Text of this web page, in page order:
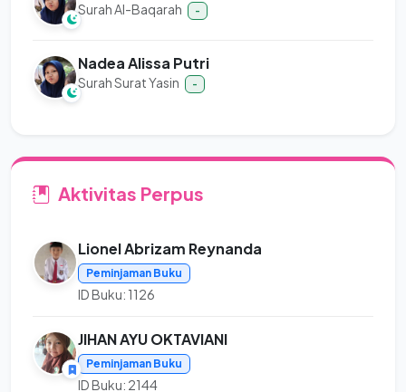
Surah Al-Baqarah -
Nadea Alissa Putri
Surah Surat Yasin -
Aktivitas Perpus
Lionel Abrizam Reynanda
Peminjaman Buku
ID Buku: 1126
JIHAN AYU OKTAVIANI
Peminjaman Buku
ID Buku: 2144